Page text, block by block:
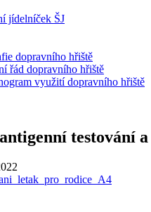
jídelníček ŠJ
dopravního hřiště
řád dopravního hřiště
využití dopravního hřiště
testování